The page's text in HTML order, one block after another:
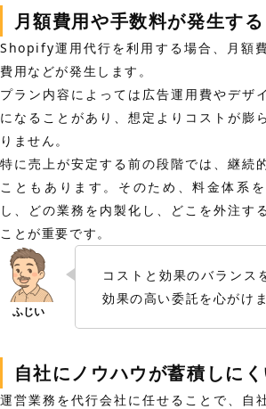
月額費用や手数料が発生する
Shopify運用代行を利用する場合、月額
費用などが発生します。
プラン内容によっては広告運用費やデザ
になることがあり、想定よりコストが膨
りません。
特に売上が安定する前の段階では、継続
こともあります。そのため、料金体系
し、どの業務を内製化し、どこを外注す
ことが重要です。
コストと効果のバランス
効果の高い委託を心がけ
自社にノウハウが蓄積しに
運営業務を代行会社に任せることで、自